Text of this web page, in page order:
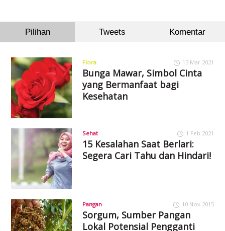
Pilihan Tweets Komentar
Flora 13 Mar 2021
Bunga Mawar, Simbol Cinta
yang Bermanfaat bagi
Kesehatan
Sehat 1 Feb 2021
15 Kesalahan Saat Berlari:
Segera Cari Tahu dan Hindari!
Pangan 10 Nov 2015
Sorgum, Sumber Pangan
Lokal Potensial Pengganti